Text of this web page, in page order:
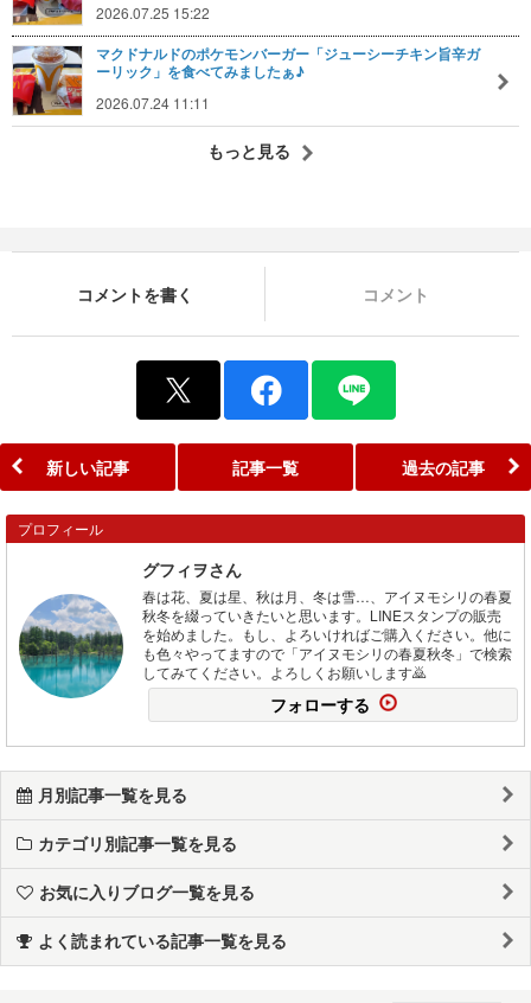
2026.07.25 15:22
マクドナルドのポケモンバーガー「ジューシーチキン旨辛ガ
ーリック」を食べてみましたぁ♪
2026.07.24 11:11
もっと見る
コメントを書く コメント
新しい記事 記事一覧 過去の記事
プロフィール
グフィヲさん
春は花、夏は星、秋は月、冬は雪…、アイヌモシリの春夏
秋冬を綴っていきたいと思います。LINEスタンプの販売
を始めました。もし、よろいければご購入ください。他に
も色々やってますので「アイヌモシリの春夏秋冬」で検索
してみてください。よろしくお願いします🙇
フォローする
月別記事一覧を見る
カテゴリ別記事一覧を見る
お気に入りブログ一覧を見る
よく読まれている記事一覧を見る